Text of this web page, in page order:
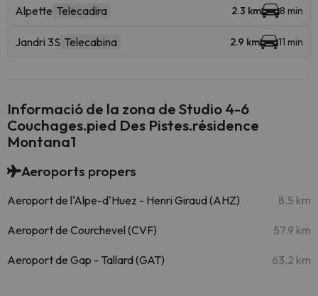
Alpette Telecadira 2.3 km 8 min
Jandri 3S Telecabina 2.9 km 11 min
Informació de la zona de Studio 4-6
Couchages.pied Des Pistes.résidence
Montana1
Aeroports propers
Aeroport de l'Alpe-d'Huez - Henri Giraud (AHZ) 8.5 km
Aeroport de Courchevel (CVF) 57.9 km
Aeroport de Gap - Tallard (GAT) 63.2 km